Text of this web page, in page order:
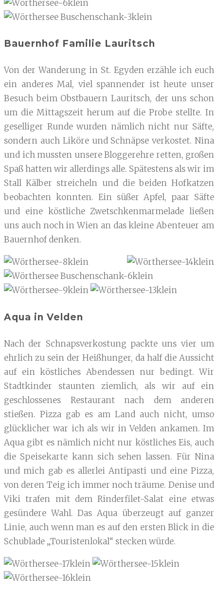
Bauernhof Familie Lauritsch
Von der Wanderung in St. Egyden erzähle ich euch
ein anderes Mal, viel spannender ist heute unser
Besuch beim Obstbauern Lauritsch, der uns schon
um die Mittagszeit herum auf die Probe stellte. In
geselliger Runde wurden nämlich nicht nur Säfte,
sondern auch Liköre und Schnäpse verkostet. Nina
und ich mussten unsere Bloggerehre retten, großen
Spaß hatten wir allerdings alle. Spätestens als wir im
Stall Kälber streicheln und die beiden Hofkatzen
beobachten konnten. Ein süßer Apfel, paar Säfte
und eine köstliche Zwetschkenmarmelade ließen
uns auch noch in Wien an das kleine Abenteuer am
Bauernhof denken.
Aqua in Velden
Nach der Schnapsverkostung packte uns vier um
ehrlich zu sein der Heißhunger, da half die Aussicht
auf ein köstliches Abendessen nur bedingt. Wir
Stadtkinder staunten ziemlich, als wir auf ein
geschlossenes Restaurant nach dem anderen
stießen. Pizza gab es am Land auch nicht, umso
glücklicher war ich als wir in Velden ankamen. Im
Aqua gibt es nämlich nicht nur köstliches Eis, auch
die Speisekarte kann sich sehen lassen. Für Nina
und mich gab es allerlei Antipasti und eine Pizza,
von deren Teig ich immer noch träume. Denise und
Viki trafen mit dem Rinderfilet-Salat eine etwas
gesündere Wahl. Das Aqua überzeugt auf ganzer
Linie, auch wenn man es auf den ersten Blick in die
Schublade „Touristenlokal“ stecken würde.